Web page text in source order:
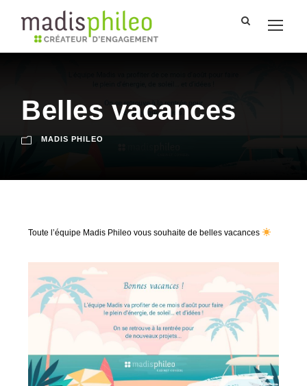
Belles vacances
MADIS PHILEO
Toute l’équipe Madis Phileo vous souhaite de belles vacances